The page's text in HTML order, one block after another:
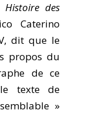
Histoire des
Caterino
dit que le
propos du
de ce
texte de
»